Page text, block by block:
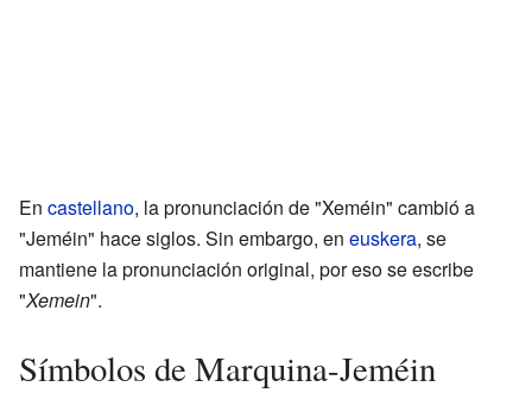
En castellano, la pronunciación de "Xeméin" cambió a
"Jeméin" hace siglos. Sin embargo, en euskera, se
mantiene la pronunciación original, por eso se escribe
"Xemein".
Símbolos de Marquina-Jeméin